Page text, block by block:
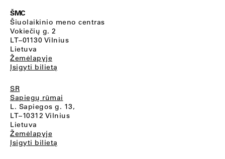
ŠMC
Šiuolaikinio meno centras
Vokiečių g. 2
LT–01130 Vilnius
Lietuva
Žemėlapyje
Įsigyti bilietą
SR
Sapiegų rūmai
L. Sapiegos g. 13,
LT–10312 Vilnius
Lietuva
Žemėlapyje
Įsigyti bilietą